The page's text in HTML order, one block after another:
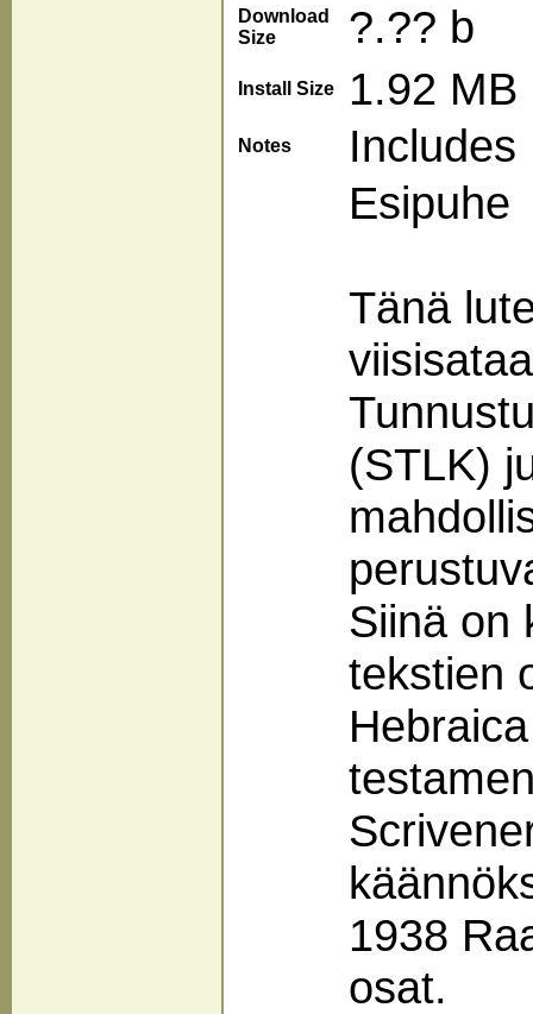
Download
Size
?.?? b
Install Size 1.92 MB
Notes
Includes
Esipuhe
Tänä
(STLK)
Siinä on
tekstien
1938
osat.